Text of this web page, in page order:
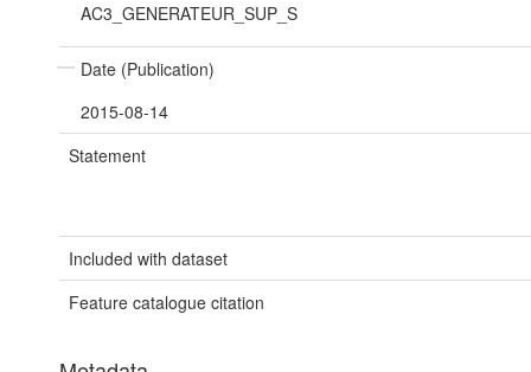
AC3_GENERATEUR_SUP_S
Date (Publication)
2015-08-14
Statement
Included with dataset
Feature catalogue citation